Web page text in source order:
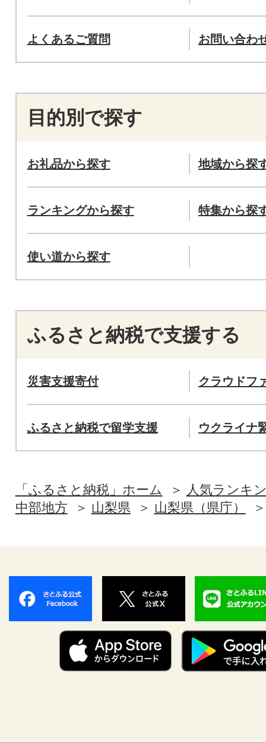
よくあるご質問 お問い合わ
目的別で探す
お礼品から探す 地域から探
ランキングから探す 特集から探
使い道から探す
ふるさと納税で支援する
災害支援寄付 クラウドフ
ふるさと納税で留学支援 ウクライナ
「ふるさと納税」ホーム
人気ランキ
中部地方
山梨県 山梨県（県庁）